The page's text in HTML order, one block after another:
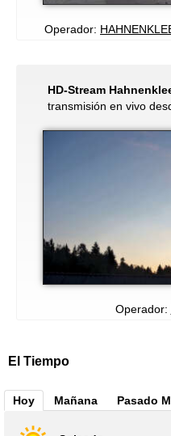
Operador:
HD-Stream
transmisión en vivo
Operador:
El Tiempo
Hoy Mañana Pasado